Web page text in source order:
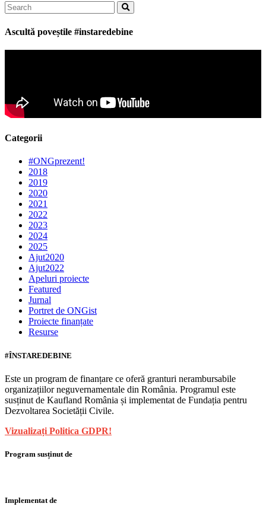
Search
for:
Ascultă poveștile #instaredebine
Categorii
#ONGprezent!
2018
2019
2020
2021
2022
2023
2024
2025
Ajut2020
Ajut2022
Apeluri proiecte
Featured
Jurnal
Portret de ONGist
Proiecte finanțate
Resurse
#ÎNSTAREDEBINE
Este un program de finanțare ce oferă granturi nerambursabile
organizațiilor neguvernamentale din România. Programul este
susținut de Kaufland România și implementat de Fundația pentru
Dezvoltarea Societății Civile.
Vizualizați Politica GDPR!
Program susținut de
Implementat de